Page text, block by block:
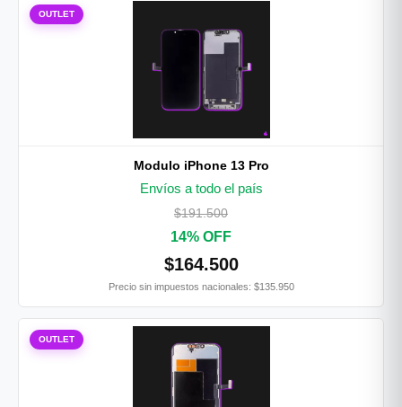
OUTLET
Modulo iPhone 13 Pro
Envíos a todo el país
$191.500
14% OFF
$164.500
Precio sin impuestos nacionales: $135.950
OUTLET